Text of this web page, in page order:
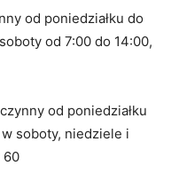
od poniedziałku do
od 7:00 do 14:00,
od poniedziałku
soboty, niedziele i
60